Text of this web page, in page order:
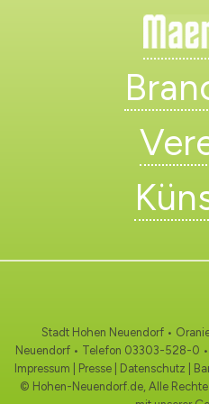
Stadt Hohen Neuendorf •
Neuendorf • Telefon 03303-528-0
Impressum
Presse Datenschutz
© Hohen-Neuendorf.de, Alle